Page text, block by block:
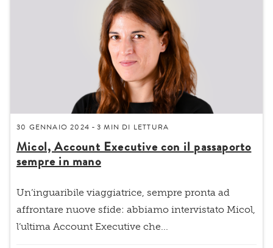
30 GENNAIO 2024 - 3 MIN DI LETTURA
Micol, Account Executive con il passaporto
sempre in mano
Un’inguaribile viaggiatrice, sempre pronta ad
affrontare nuove sfide: abbiamo intervistato Micol,
l’ultima Account Executive che...